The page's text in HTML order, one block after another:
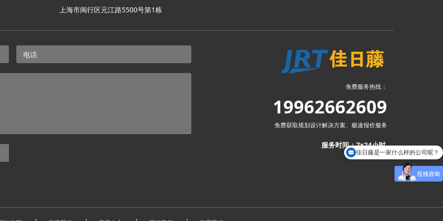
上海市闽行区元江路5500号第1栋
免费服务热线：
19962662609
免费获取规划设计解决方案、极速报价服务
服务时间：7x24小时
可以介绍下你们的产品么？
佳日藤是一家什么样的公司呢？